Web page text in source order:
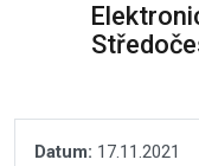
Datum: 17.11.2021